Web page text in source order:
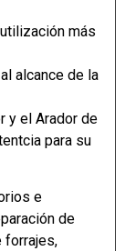
más
alcance de la
y el Arador de
para su
e
de
forrajes,